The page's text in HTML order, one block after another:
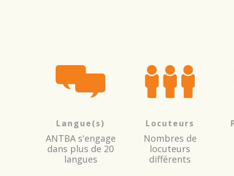
Langue(s)
ANTBA s'engage
dans plus de 20
langues
Locuteurs
Nombres de
locuteurs
différents